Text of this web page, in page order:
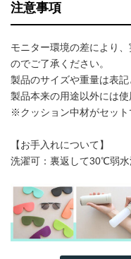
注意事項
モニター環境の差により
のでご了承ください。
製品のサイズや重量は表記
製品本来の用途以外には使
※クッション中材がセット
【お手入れについて】
洗濯可：裏返して30℃弱水